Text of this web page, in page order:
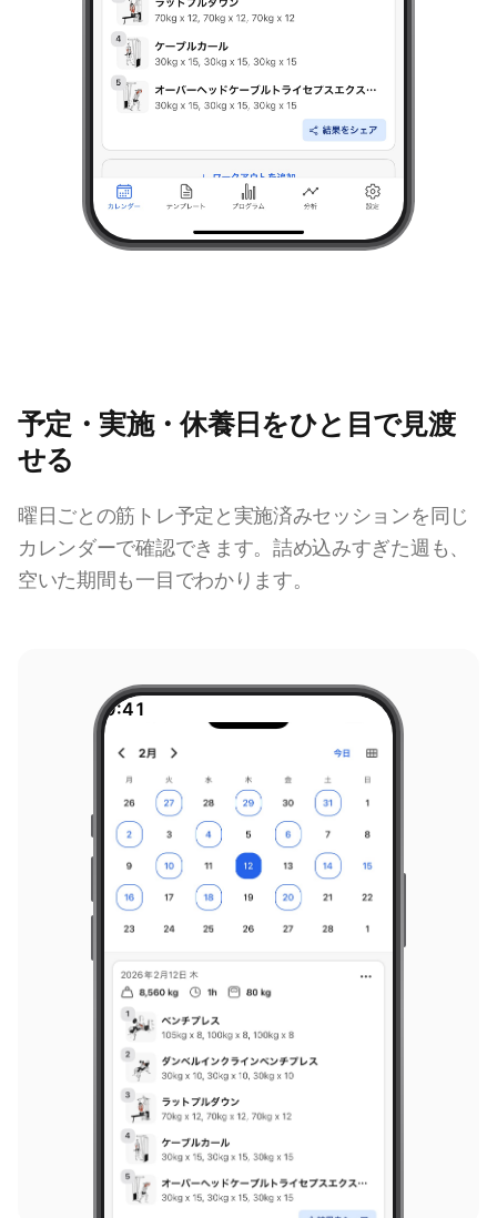
予定・実施・休養日をひと目で見渡
せる
曜日ごとの筋トレ予定と実施済みセッションを同じ
カレンダーで確認できます。詰め込みすぎた週も、
空いた期間も一目でわかります。
9:41